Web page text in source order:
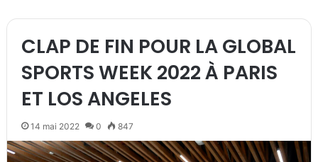
CLAP DE FIN POUR LA GLOBAL
SPORTS WEEK 2022 À PARIS
ET LOS ANGELES
14 mai 2022 0 847